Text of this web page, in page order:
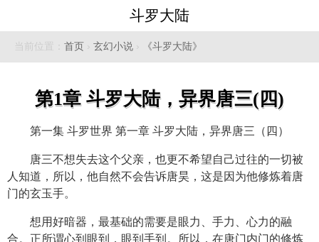
斗罗大陆
当前位置： 首页 › 玄幻小说 › 《斗罗大陆》
第1章 斗罗大陆，异界唐三(四)
第一集 斗罗世界 第一章 斗罗大陆，异界唐三（四）
唐三不想失去这个父亲，也更不希望自己过往的一切被
人知道，所以，他自然不会告诉唐昊，这是因为他修炼着唐
门的玄玉手。
想用好暗器，最基础的需要是眼力、手力、心力的融
合。正所谓心到眼到，眼到手到。所以，在唐门内门的修炼